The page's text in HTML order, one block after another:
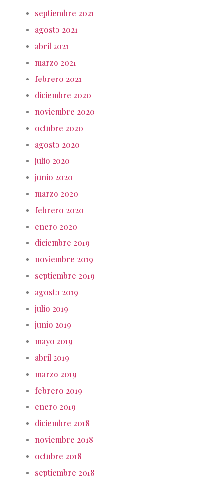
septiembre 2021
agosto 2021
abril 2021
marzo 2021
febrero 2021
diciembre 2020
noviembre 2020
octubre 2020
agosto 2020
julio 2020
junio 2020
marzo 2020
febrero 2020
enero 2020
diciembre 2019
noviembre 2019
septiembre 2019
agosto 2019
julio 2019
junio 2019
mayo 2019
abril 2019
marzo 2019
febrero 2019
enero 2019
diciembre 2018
noviembre 2018
octubre 2018
septiembre 2018